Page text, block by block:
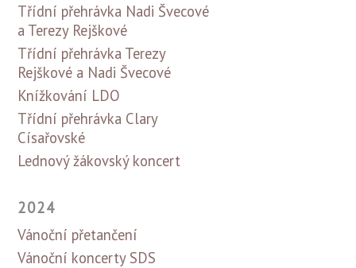
Třídní přehrávka Nadi Švecové
a Terezy Rejškové
Třídní přehrávka Terezy
Rejškové a Nadi Švecové
Knížkování LDO
Třídní přehrávka Clary
Císařovské
Lednový žákovský koncert
2024
Vánoční přetančení
Vánoční koncerty SDS